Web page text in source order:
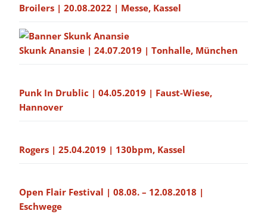
Broilers | 20.08.2022 | Messe, Kassel
Skunk Anansie | 24.07.2019 | Tonhalle, München
Punk In Drublic | 04.05.2019 | Faust-Wiese,
Hannover
Rogers | 25.04.2019 | 130bpm, Kassel
Open Flair Festival | 08.08. – 12.08.2018 |
Eschwege